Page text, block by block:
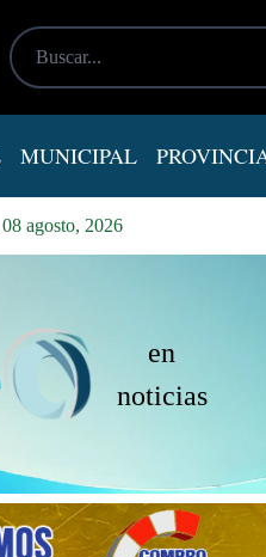
MUNICIPAL
agosto, 2026
en
noticias